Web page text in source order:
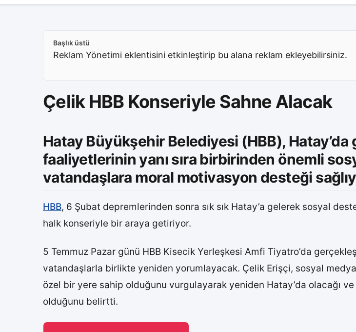
Başlık üstü
Reklam Yönetimi eklentisini etkinleştirip bu alana reklam ekleyebilirsiniz.
Çelik HBB Konseriyle Sahne Alacak
Hatay Büyükşehir Belediyesi (HBB),
faaliyetlerinin yanı sıra birbirinden önemli
vatandaşlara moral motivasyon desteği
HBB, 6 Şubat depremlerinden sonra sık sık Hatay’a gelerek sosyal
halk konseriyle bir araya getiriyor.
5 Temmuz Pazar günü HBB Kisecik Yerleşkesi Amfi Tiyatro’da
vatandaşlarla birlikte yeniden yorumlayacak. Çelik Erişçi, sosyal medya
özel bir yere sahip olduğunu vurgulayarak yeniden Hatay’da olacağı
olduğunu belirtti.